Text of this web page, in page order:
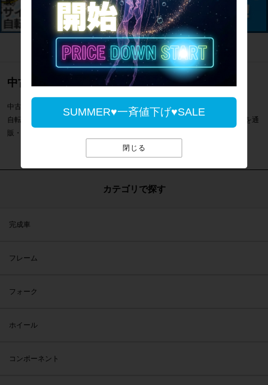
SUMMER♥一斉値下げ♥SALE
閉じる
中古のロードバイク通販のご案内
中古のロードバイク ホイール26inch一覧のご案内です。
自転車専門店サイクルパラダイスではホイール26inchなどスポーツ自転車を通
販・販売・買取しています。
カテゴリで探す
完成車
フレーム
フォーク
ホイール
コンポーネント